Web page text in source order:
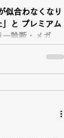
似合わなくなり
アム
診断・メガネ